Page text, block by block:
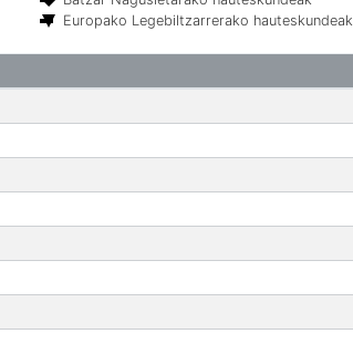
Europako Legebiltzarrerako hauteskundeak